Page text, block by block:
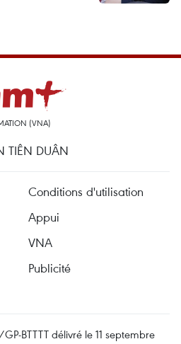
(VNA)
TIÊN DUÂN
Conditions d'utilisation
Appui
VNA
Publicité
BTTTT délivré le 11 septembre